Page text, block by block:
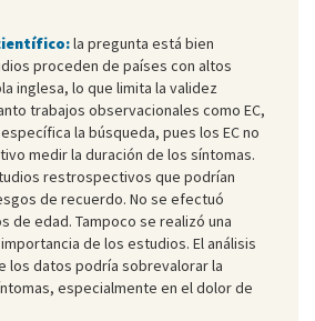
la pregunta está bien
proceden de países con altos
inglesa, lo que limita la validez
trabajos observacionales como EC,
la búsqueda, pues los EC no
medir la duración de los síntomas.
restrospectivos que podrían
de recuerdo. No se efectuó
de edad. Tampoco se realizó una
de los estudios. El análisis
los datos podría sobrevalorar la
especialmente en el dolor de